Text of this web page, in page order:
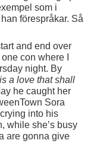
som i
förespråkar. Så
and end over
con where I
night. By
a love that shall
he caught her
Sora
into his
while she’s busy
are gonna give